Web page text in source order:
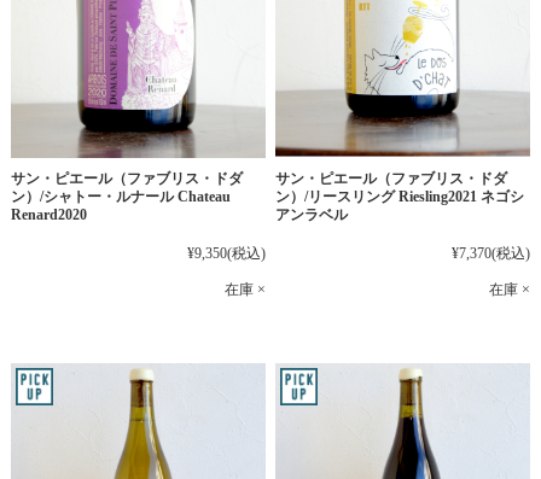
サン・ピエール（ファブリス・ドダ
ン）/シャトー・ルナール Chateau
Renard2020
¥9,350(税込)
在庫 ×
サン・ピエール（ファブリス・ドダ
ン）/リースリング Riesling2021 ネゴシ
アンラベル
¥7,370(税込)
在庫 ×